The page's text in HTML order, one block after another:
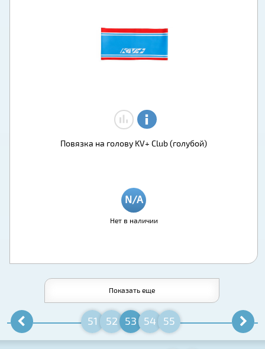
Повязка на голову KV+ Club (голубой)
Нет в наличии
Показать еще
51 52 53 54 55